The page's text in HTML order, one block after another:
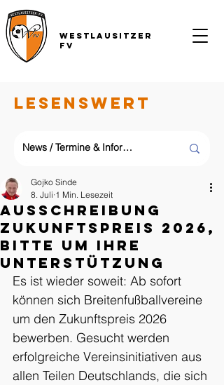
Westlausitzer
FV
LESENSWERT
Ausschreibung
Zukunftspreis 2026,
Bitte um Ihre
Unterstützung
Gojko Sinde
8. Juli 1 Min. Lesezeit
Es ist wieder soweit: Ab sofort
können sich Breitenfußballvereine
um den Zukunftspreis 2026
bewerben. Gesucht werden
erfolgreiche Vereinsinitiativen aus
allen Teilen Deutschlands, die sich